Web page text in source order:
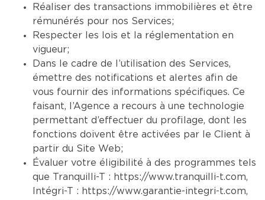
Réaliser des transactions immobilières et être
rémunérés pour nos Services;
Respecter les lois et la réglementation en
vigueur;
Dans le cadre de l’utilisation des Services,
émettre des notifications et alertes afin de
vous fournir des informations spécifiques. Ce
faisant, l’Agence a recours à une technologie
permettant d’effectuer du profilage, dont les
fonctions doivent être activées par le Client à
partir du Site Web;
Évaluer votre éligibilité à des programmes tels
que Tranquilli-T : https://www.tranquilli-t.com,
Intégri-T : https://www.garantie-integri-t.com,